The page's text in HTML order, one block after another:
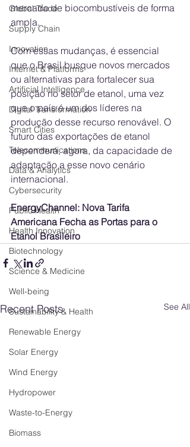
Global Trade
Supply Chain
Innovation
Internet & Platforms
Artificial Intelligence
Digital Transformation
Smart Cities
Telecommunications
Data & Analytics
Cybersecurity
Public Health
Health Innovation
Biotechnology
Science & Medicine
Well-being
Sustainability & Health
Renewable Energy
Solar Energy
Wind Energy
Hydropower
Waste-to-Energy
Biomass
mercado de biocombustíveis de forma
ampla.
Com essas mudanças, é essencial
que o Brasil busque novos mercados
ou alternativas para fortalecer sua
posição no setor de etanol, uma vez
que o país é um dos líderes na
produção desse recurso renovável. O
futuro das exportações de etanol
dependerá, agora, da capacidade de
adaptação a esse novo cenário
internacional.
EnergyChannel: Nova Tarifa
Americana Fecha as Portas para o
Etanol Brasileiro
Recent Posts See All